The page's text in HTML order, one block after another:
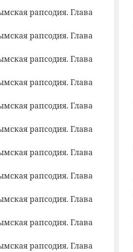
рапсодия. Глава
рапсодия. Глава
рапсодия. Глава
рапсодия. Глава
рапсодия. Глава
рапсодия. Глава
рапсодия. Глава
рапсодия. Глава
рапсодия. Глава
рапсодия. Глава
рапсодия. Глава